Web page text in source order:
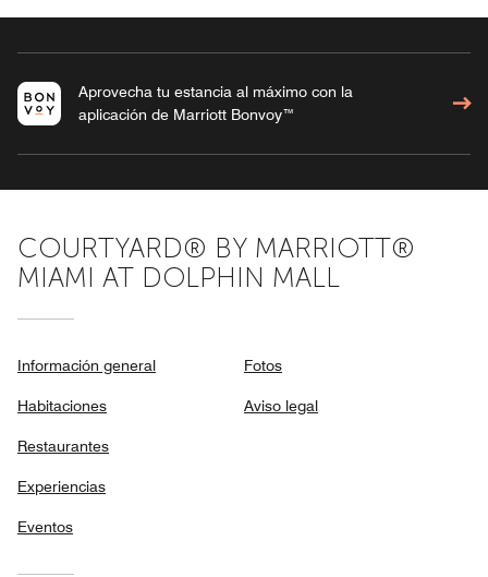
Aprovecha tu estancia al máximo con la
aplicación de Marriott Bonvoy™
COURTYARD® BY MARRIOTT®
MIAMI AT DOLPHIN MALL
Información general
Habitaciones
Restaurantes
Experiencias
Eventos
Fotos
Aviso legal